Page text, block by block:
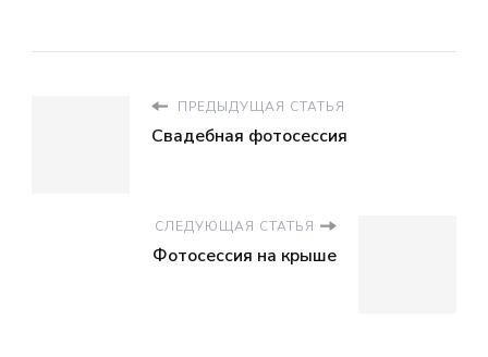
ПРЕДЫДУЩАЯ СТАТЬЯ
Свадебная фотосессия
СЛЕДУЮЩАЯ СТАТЬЯ
Фотосессия на крыше